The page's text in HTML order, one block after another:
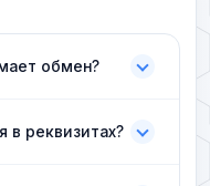
обмен?
в реквизитах?